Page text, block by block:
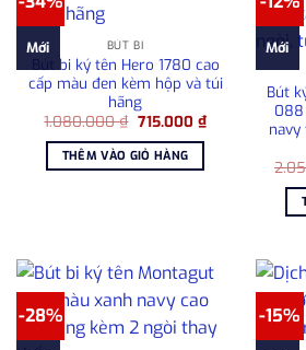
Mới BÚT BI
Bút bi ký tên Hero 1780 cao
cấp màu đen kèm hộp và túi
hãng
1.080.000₫ Giá
là:
1.080.000 ₫.
715.000 ₫Giá
hiện
715.000 ₫.
THÊM VÀO GIỎ HÀNG
Mới
Bút
088
navy
-28% -15%